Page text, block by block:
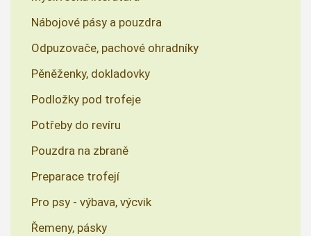
Nábojové pásy a pouzdra
Odpuzovače, pachové ohradníky
Pěněženky, dokladovky
Podložky pod trofeje
Potřeby do revíru
Pouzdra na zbraně
Preparace trofejí
Pro psy - výbava, výcvik
Řemeny, pásky